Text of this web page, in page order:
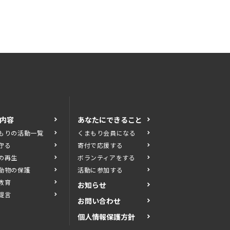
容
りの活動一覧
る
再生
物の保護
育
言
あなたにできること
くまもり会員になる
寄付で応援する
ボランティアをする
活動に参加する
お知らせ
お問い合わせ
個人情報保護方針